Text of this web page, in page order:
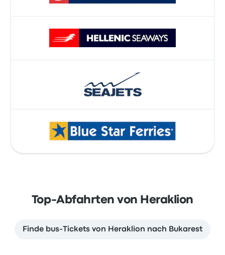
Top-Abfahrten von Heraklion
Finde bus-Tickets von Heraklion nach Bukarest